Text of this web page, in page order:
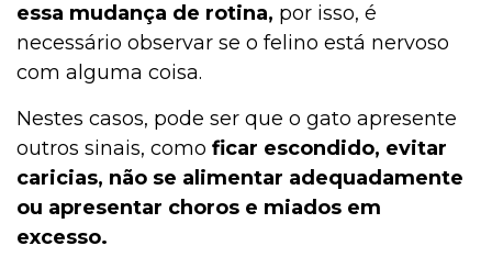
essa mudança de rotina, por isso, é
necessário observar se o felino está nervoso
com alguma coisa.
Nestes casos, pode ser que o gato apresente
outros sinais, como ficar escondido, evitar
caricias, não se alimentar adequadamente
ou apresentar choros e miados em
excesso.